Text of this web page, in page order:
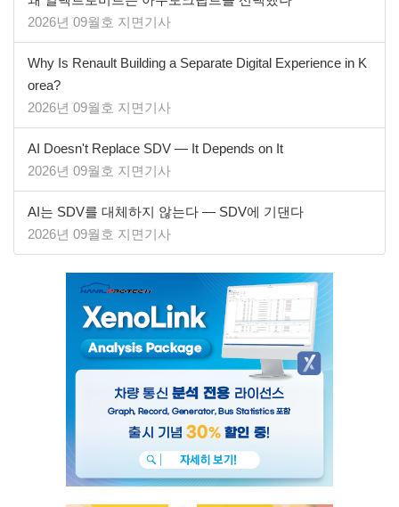
2026년 09월호 지면기사
Why Is Renault Building a Separate Digital Experience in K
orea?
2026년 09월호 지면기사
AI Doesn't Replace SDV — It Depends on It
2026년 09월호 지면기사
AI는 SDV를 대체하지 않는다 — SDV에 기댄다
2026년 09월호 지면기사